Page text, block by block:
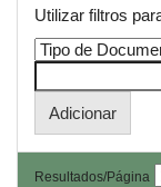
Utilizar filtros
Resultados/Página